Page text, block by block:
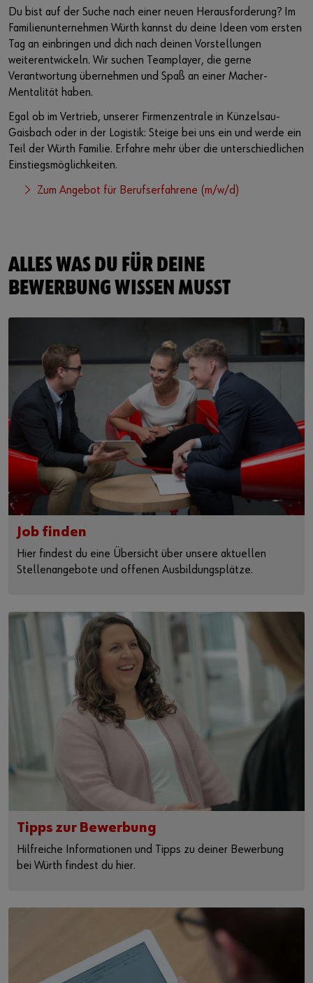
Du bist auf der Suche nach einer neuen Herausforderung? Im
Familienunternehmen Würth kannst du deine Ideen vom ersten
Tag an einbringen und dich nach deinen Vorstellungen
weiterentwickeln. Wir suchen Teamplayer, die gerne
Verantwortung übernehmen und Spaß an einer Macher-
Mentalität haben.
Egal ob im Vertrieb, unserer Firmenzentrale in Künzelsau-
Gaisbach oder in der Logistik: Steige bei uns ein und werde ein
Teil der Würth Familie. Erfahre mehr über die unterschiedlichen
Einstiegsmöglichkeiten.
Zum Angebot für Berufserfahrene (m/w/d)
ALLES WAS DU FÜR DEINE
BEWERBUNG WISSEN MUSST
Job finden
Hier findest du eine Übersicht über unsere aktuellen
Stellenangebote und offenen Ausbildungsplätze.
Tipps zur Bewerbung
Hilfreiche Informationen und Tipps zu deiner Bewerbung
bei Würth findest du hier.